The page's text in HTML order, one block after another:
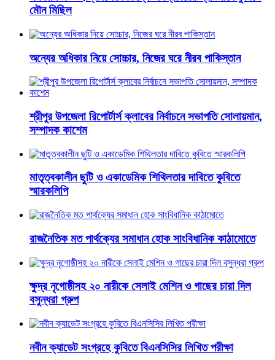
মৌন মিছিল
অন্যের অধিকার নিয়ে সোচ্চার, নিজের ঘরে নীরব পাকিস্তান
শ্রীপুর উপজেলা রিপোর্টার্স ক্লাবের নির্বাচনে সভাপতি সোলায়মান,
সম্পাদক কাশেম
মাতৃত্বকালীন ছুটি ও একাডেমিক শিথিলতার দাবিতে কুবিতে
স্মারকলিপি
রাজনৈতিক মত পার্থক্যের সমাধান হোক সাংবিধানিক কাঠামোতে
ক্ষুদ্র নৃগোষ্ঠীসহ ২০ নারীকে সেলাই মেশিন ও গাছের চারা দিল
বসুন্ধরা গ্রুপ
নবীন ক্যাডেট সংগ্রহে কুবিতে বিএনসিসির লিখিত পরীক্ষা